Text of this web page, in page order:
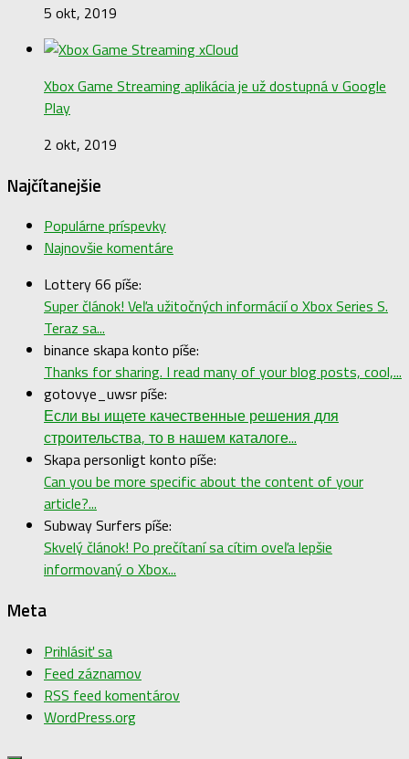
5 okt, 2019
Xbox Game Streaming aplikácia je už dostupná v Google
Play
2 okt, 2019
Najčítanejšie
Populárne príspevky
Najnovšie komentáre
Lottery 66 píše:
Super článok! Veľa užitočných informácií o Xbox Series S.
Teraz sa...
binance skapa konto píše:
Thanks for sharing. I read many of your blog posts, cool,...
gotovye_uwsr píše:
Если вы ищете качественные решения для
строительства, то в нашем каталоге...
Skapa personligt konto píše:
Can you be more specific about the content of your
article?...
Subway Surfers píše:
Skvelý článok! Po prečítaní sa cítim oveľa lepšie
informovaný o Xbox...
Meta
Prihlásiť sa
Feed záznamov
RSS feed komentárov
WordPress.org